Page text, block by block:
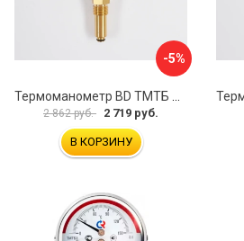
-5%
2 862 руб. 2 719 руб.
В КОРЗИНУ